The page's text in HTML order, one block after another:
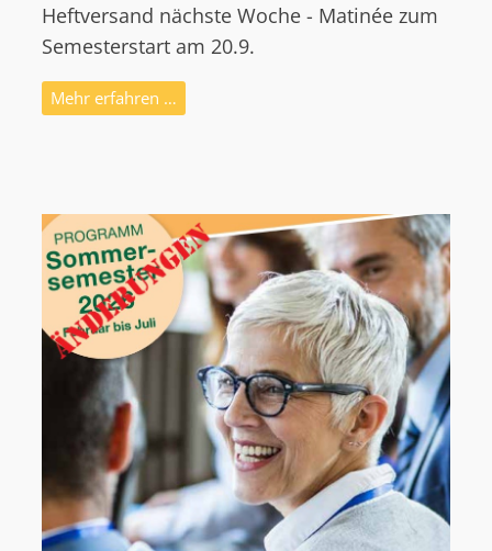
Heftversand nächste Woche - Matinée zum
Semesterstart am 20.9.
Mehr erfahren …